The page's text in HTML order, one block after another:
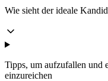
Wie sieht der ideale
Tipps, um aufzufallen und
einzureichen